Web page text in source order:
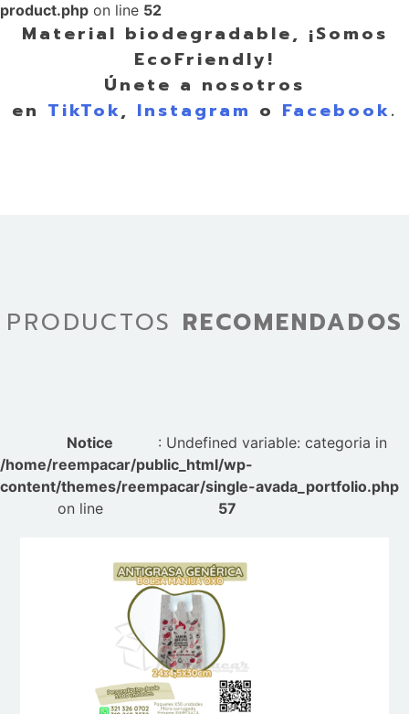
product.php on line 52
Material biodegradable, ¡Somos
EcoFriendly!
Únete a nosotros
en TikTok, Instagram o Facebook.
PRODUCTOS RECOMENDADOS
Notice
: Undefined variable: categoria in
/home/reempacar/public_html/wp-
content/themes/reempacar/single-avada_portfolio.php
on line
57